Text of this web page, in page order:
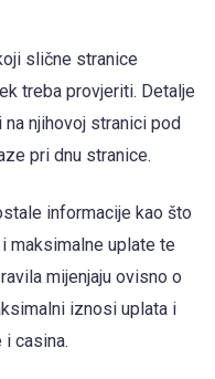
slične stranice
treba provjeriti. Detalje
njihovoj stranici pod
pri dnu stranice.
informacije kao što
maksimalne uplate te
mijenjaju ovisno o
iznosi uplata i
casina.